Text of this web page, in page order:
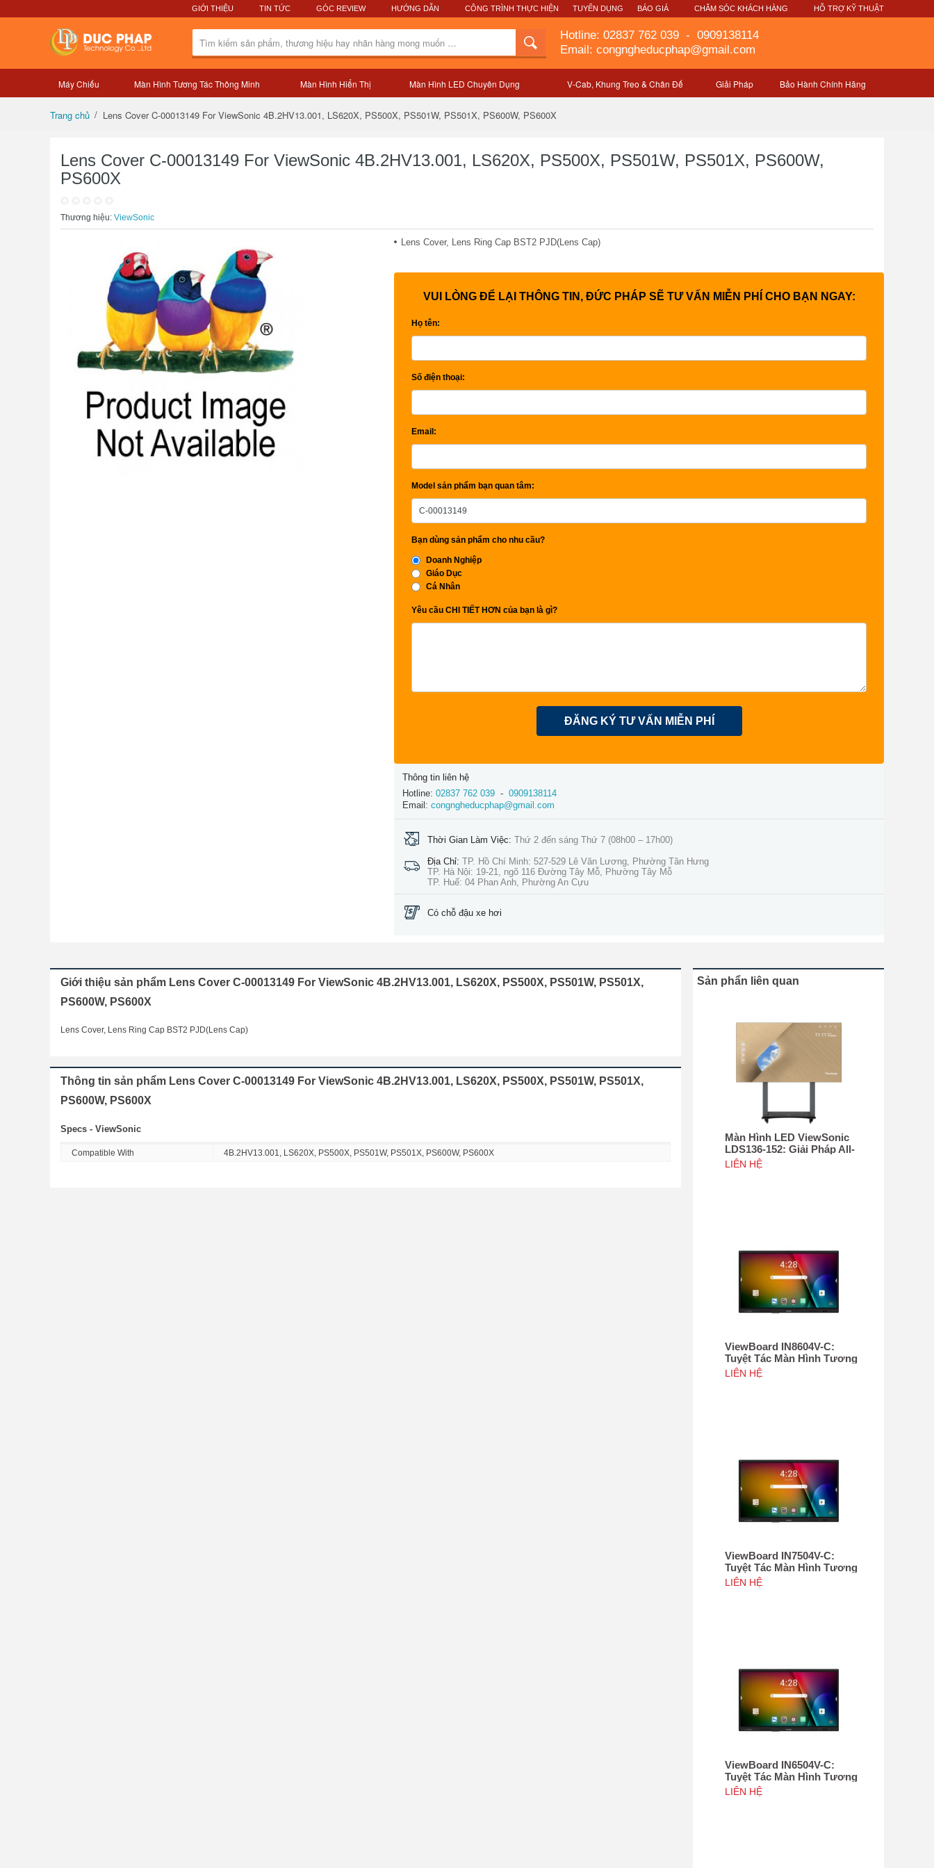
GIỚI THIỆU TIN TỨC GÓC REVIEW HƯỚNG DẪN CÔNG TRÌNH THỰC HIỆN TUYỂN DỤNG BÁO GIÁ CHĂM SÓC KHÁCH HÀNG HỖ TRỢ KỸ THUẬT
Hotline: 02837 762 039 - 0909138114
Email: congngheducphap@gmail.com
Tổng quan sản phẩm Mô tả sản phẩm
Máy Chiếu Màn Hình Tương Tác Thông Minh Màn Hình Hiển Thị Màn Hình LED Chuyên Dụng V-Cab, Khung Treo & Chân Đế Giải Pháp Bảo Hành Chính Hãng
Trang chủ Lens Cover C-00013149 For ViewSonic 4B.2HV13.001, LS620X, PS500X, PS501W, PS501X, PS600W, PS600X
Lens Cover C-00013149 For ViewSonic 4B.2HV13.001, LS620X, PS500X, PS501W, PS501X, PS600W,
PS600X
Thương hiệu: ViewSonic
Lens Cover, Lens Ring Cap BST2 PJD(Lens Cap)
VUI LÒNG ĐỂ LẠI THÔNG TIN, ĐỨC PHÁP SẼ TƯ VẤN MIỄN PHÍ CHO BẠN NGAY:
Họ tên:
Số điện thoại:
Email:
Model sản phẩm bạn quan tâm:
Bạn dùng sản phẩm cho nhu cầu?
Doanh Nghiệp
Giáo Dục
Cá Nhân
Yêu cầu CHI TIẾT HƠN của bạn là gì?
ĐĂNG KÝ TƯ VẤN MIỄN PHÍ
Thông tin liên hệ
Hotline: 02837 762 039 - 0909138114
Email: congngheducphap@gmail.com
Thời Gian Làm Việc: Thứ 2 đến sáng Thứ 7 (08h00 – 17h00)
Địa Chỉ: TP. Hồ Chí Minh: 527-529 Lê Văn Lương, Phường Tân Hưng
TP. Hà Nội: 19-21, ngõ 116 Đường Tây Mỗ, Phường Tây Mỗ
TP. Huế: 04 Phan Anh, Phường An Cựu
Có chỗ đậu xe hơi
Giới thiệu sản phẩm Lens Cover C-00013149 For ViewSonic 4B.2HV13.001, LS620X, PS500X, PS501W, PS501X,
PS600W, PS600X
Lens Cover, Lens Ring Cap BST2 PJD(Lens Cap)
Thông tin sản phẩm Lens Cover C-00013149 For ViewSonic 4B.2HV13.001, LS620X, PS500X, PS501W, PS501X,
PS600W, PS600X
Specs - ViewSonic
Compatible With 4B.2HV13.001, LS620X, PS500X, PS501W, PS501X, PS600W, PS600X
Sản phẩn liên quan
Màn Hình LED ViewSonic
LDS136-152: Giải Pháp All-
in-One Di Động Hàng Đầu
LIÊN HỆ
ViewBoard IN8604V-C:
Tuyệt Tác Màn Hình Tương
Tác 86", Tích hợp camera
4K độ phân giải 50MP, NFC
LIÊN HỆ
ViewBoard IN7504V-C:
Tuyệt Tác Màn Hình Tương
Tác 75", Tích hợp camera
4K độ phân giải 50MP, NFC
LIÊN HỆ
ViewBoard IN6504V-C:
Tuyệt Tác Màn Hình Tương
Tác 65inch, Tích hợp
camera 4K độ phân giải
LIÊN HỆ